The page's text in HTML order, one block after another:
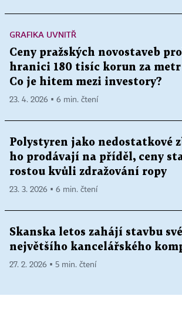
GRAFIKA UVNITŘ
Ceny pražských novostaveb
hranici 180 tisíc korun za
Co je hitem mezi investory?
23. 4. 2026 ▪ 6 min. čtení
Polystyren jako nedostatkové
ho prodávají na příděl, ceny
rostou kvůli zdražování ropy
23. 3. 2026 ▪ 6 min. čtení
Skanska letos zahájí stavbu
největšího kancelářského
27. 2. 2026 ▪ 5 min. čtení